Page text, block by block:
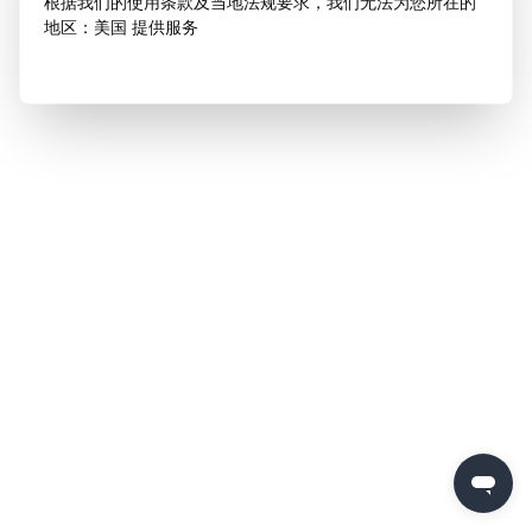
地区：美国 提供服务